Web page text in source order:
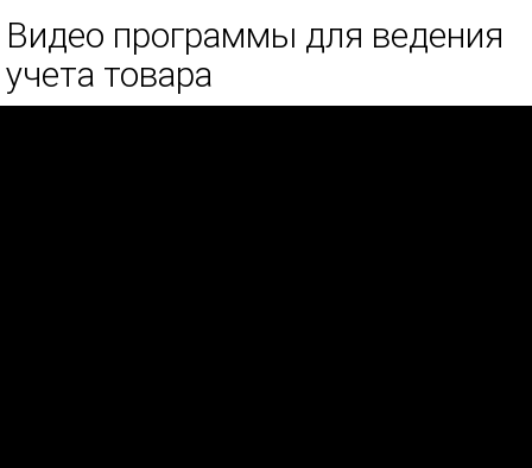
Видео программы для ведения
учета товара